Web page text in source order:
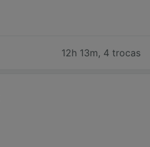
12h 13m, 4 trocas